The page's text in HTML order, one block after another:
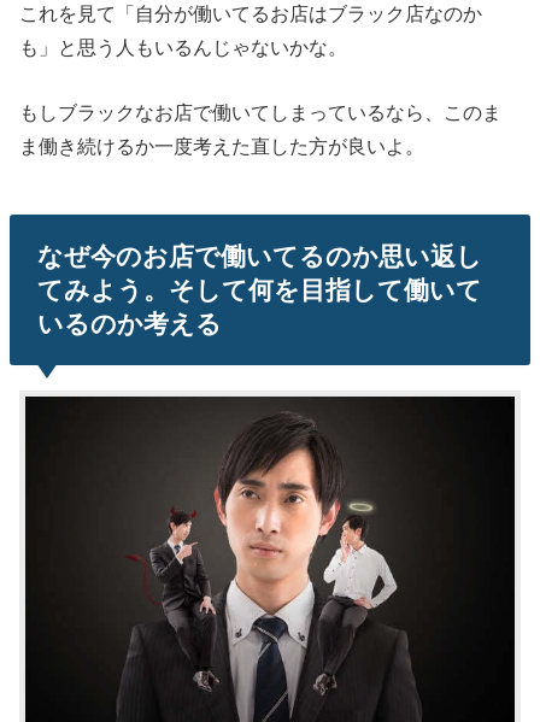
これを見て「自分が働いてるお店はブラック店なのか
も」と思う人もいるんじゃないかな。
もしブラックなお店で働いてしまっているなら、このま
ま働き続けるか一度考えた直した方が良いよ。
なぜ今のお店で働いてるのか思い返し
てみよう。そして何を目指して働いて
いるのか考える